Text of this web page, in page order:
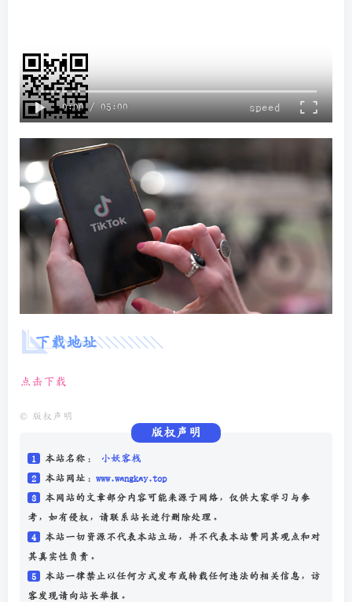
0:00 / 05:00 speed
下载地址
点击下载
© 版权声明
版权声明
1 本站名称： 小妖客栈
2 本站网址： www.wangkay.top
3
本网站的文章部分内容可能来源于网络，仅供大家学习与参
考，如有侵权，请联系站长进行删除处理。
4
本站一切资源不代表本站立场，并不代表本站赞同其观点和对
其真实性负责。
5
本站一律禁止以任何方式发布或转载任何违法的相关信息，访
客发现请向站长举报。